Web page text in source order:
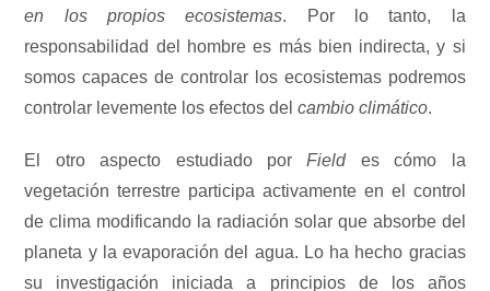
en los propios ecosistemas. Por lo tanto, la
responsabilidad del hombre es más bien indirecta, y si
somos capaces de controlar los ecosistemas podremos
controlar levemente los efectos delcambio climático.
El otro aspecto estudiado porFieldes cómo la
vegetación terrestre participa activamente en el control
de clima modificando la radiación solar que absorbe del
planeta y la evaporación del agua. Lo ha hecho gracias
su investigación iniciada a principios de los años